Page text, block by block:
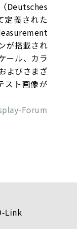
Deutsches
定義された
が搭載され
ール、カラ
よびさまざ
スト画像が
Forum